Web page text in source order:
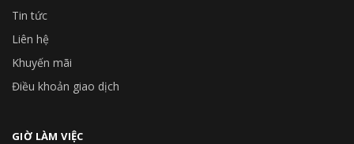
Tin tức
Liên hệ
Khuyến mãi
Điều khoản giao dịch
GIỜ LÀM VIỆC